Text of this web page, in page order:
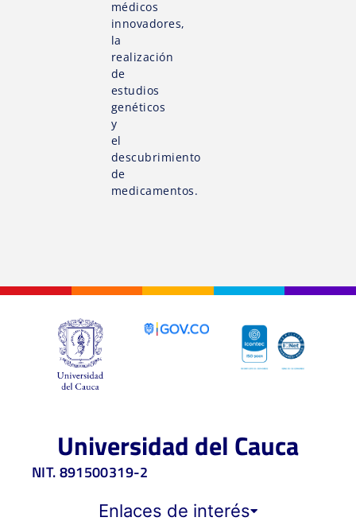
médicos
innovadores,
la
realización
de
estudios
genéticos
y
el
descubrimiento
de
medicamentos.
Universidad del Cauca
NIT. 891500319-2
Enlaces de interés